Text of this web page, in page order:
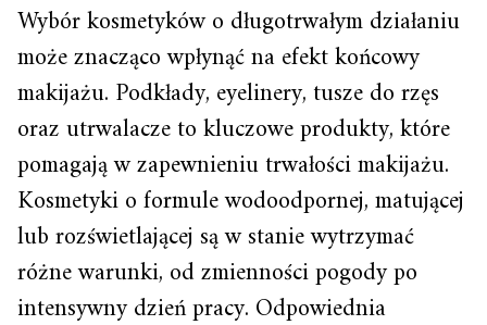
Wybór kosmetyków o długotrwałym działaniu
może znacząco wpłynąć na efekt końcowy
makijażu. Podkłady, eyelinery, tusze do rzęs
oraz utrwalacze to kluczowe produkty, które
pomagają w zapewnieniu trwałości makijażu.
Kosmetyki o formule wodoodpornej, matującej
lub rozświetlającej są w stanie wytrzymać
różne warunki, od zmienności pogody po
intensywny dzień pracy. Odpowiednia